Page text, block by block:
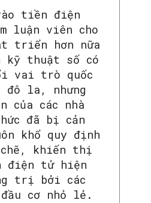
tiền điện
luận viên cho
triển hơn nữa
kỹ thuật số có
vai trò quốc
đô la, nhưng
của các nhà
đã bị cản
khổ quy định
khiến thị
điện tử hiện
trị bởi các
cơ nhỏ lẻ.